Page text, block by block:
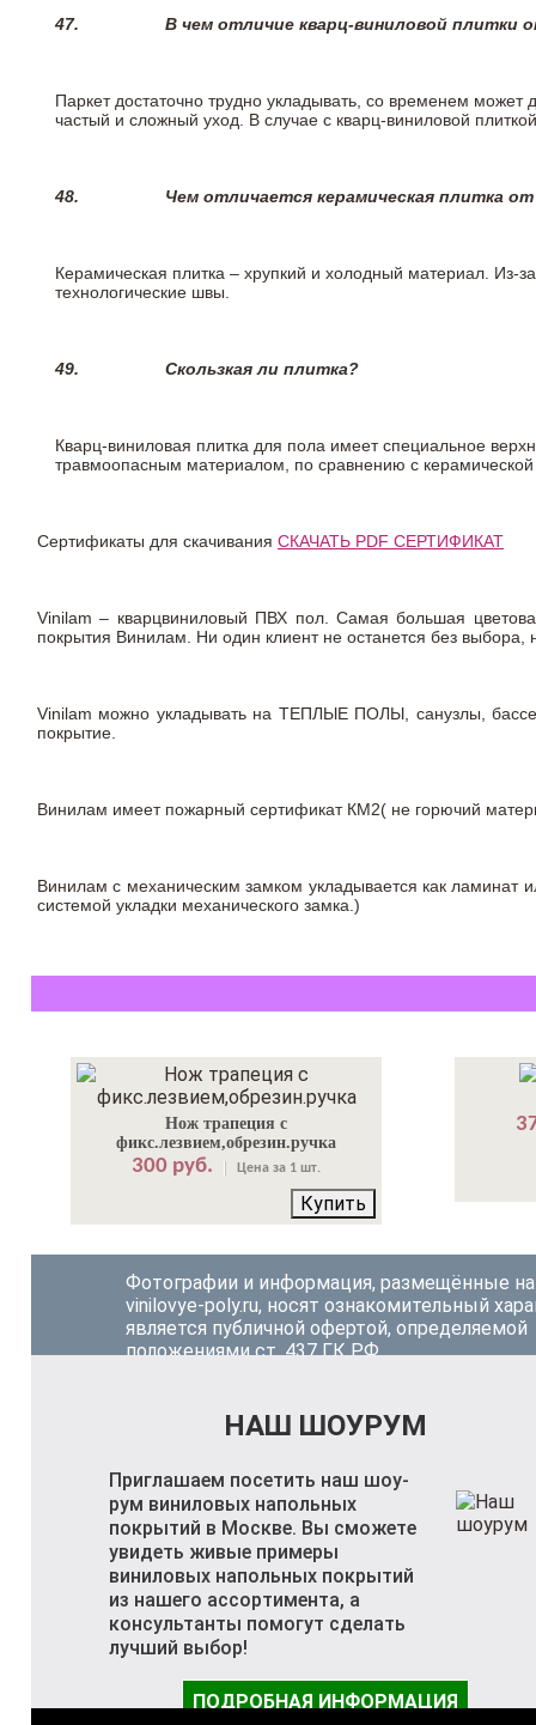
47. В чем отличие кварц-виниловой плитки
Паркет достаточно трудно укладывать, со временем
частый и сложный уход. В случае с кварц-виниловой
48. Чем отличается керамическая плитка
Керамическая плитка – хрупкий и холодный материал. Из-
технологические швы.
49. Скользкая ли плитка?
Кварц-виниловая плитка для пола имеет специальное
травмоопасным материалом, по сравнению с
Сертификаты для скачивания СКАЧАТЬ PDF СЕРТИФИКАТ
Vinilam – кварцвиниловый ПВХ пол. Самая большая
покрытия Винилам. Ни один клиент не останется без
Vinilam можно укладывать на ТЕПЛЫЕ ПОЛЫ, санузлы,
покрытие.
Винилам имеет пожарный сертификат КМ2( не горючий
Винилам с механическим замком укладывается как ламинат
системой укладки механического замка.)
Нож трапеция с
фикс.лезвием,обрезин.ручка
300 руб. Цена за 1 шт.
Купить
Фотографии и информация, размещённые на
vinilovye-poly.ru, носят ознакомительный
является публичной офертой, определяемой
положениями ст. 437 ГК РФ.
НАШ ШОУРУМ
Приглашаем посетить наш шоу-
рум виниловых напольных
покрытий в Москве. Вы сможете
увидеть живые примеры
виниловых напольных покрытий
из нашего ассортимента, а
консультанты помогут сделать
лучший выбор!
ПОДРОБНАЯ ИНФОРМАЦИЯ